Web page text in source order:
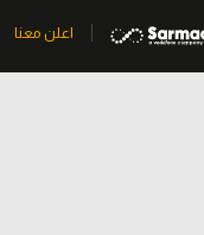
اعلن معنا